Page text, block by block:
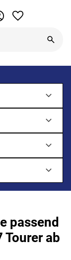
passend
Tourer ab